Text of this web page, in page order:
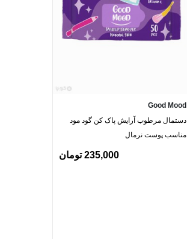
Good Mood
دستمال مرطوب آرایش پاک کن گود مود
مناسب پوست نرمال
235,000 تومان